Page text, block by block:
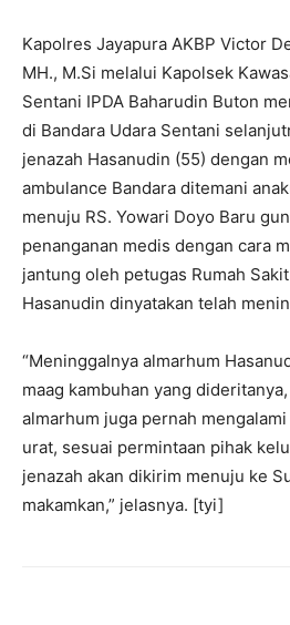
Kapolres Jayapura AKBP Victor
MH., M.Si melalui Kapolsek
Sentani IPDA Baharudin Buton
di Bandara Udara Sentani
jenazah Hasanudin (55) dengan
ambulance Bandara ditemani
menuju RS. Yowari Doyo Baru
penanganan medis dengan cara
jantung oleh petugas Rumah
Hasanudin dinyatakan telah
“Meninggalnya almarhum
maag kambuhan yang
almarhum juga pernah
urat, sesuai permintaan pihak
jenazah akan dikirim menuju ke
makamkan,” jelasnya. [tyi]